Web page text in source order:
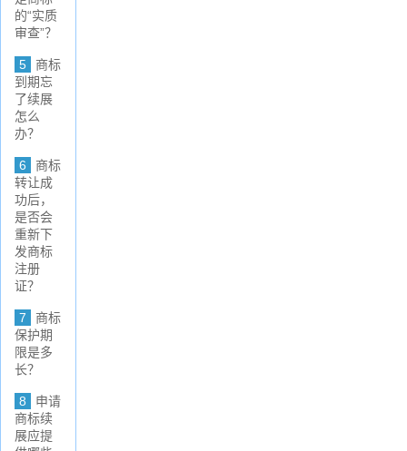
的“实质
审查”？
5
商标
到期忘
了续展
怎么
办？
6
商标
转让成
功后，
是否会
重新下
发商标
注册
证？
7
商标
保护期
限是多
长？
8
申请
商标续
展应提